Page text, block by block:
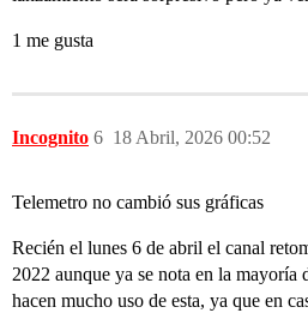
1 me gusta
Incognito 18 Abril, 2026 00:52
6
Telemetro no cambió sus gráficas
Recién el lunes 6 de abril el canal
2022 aunque ya se nota en la mayoría
hacen mucho uso de esta, ya que en